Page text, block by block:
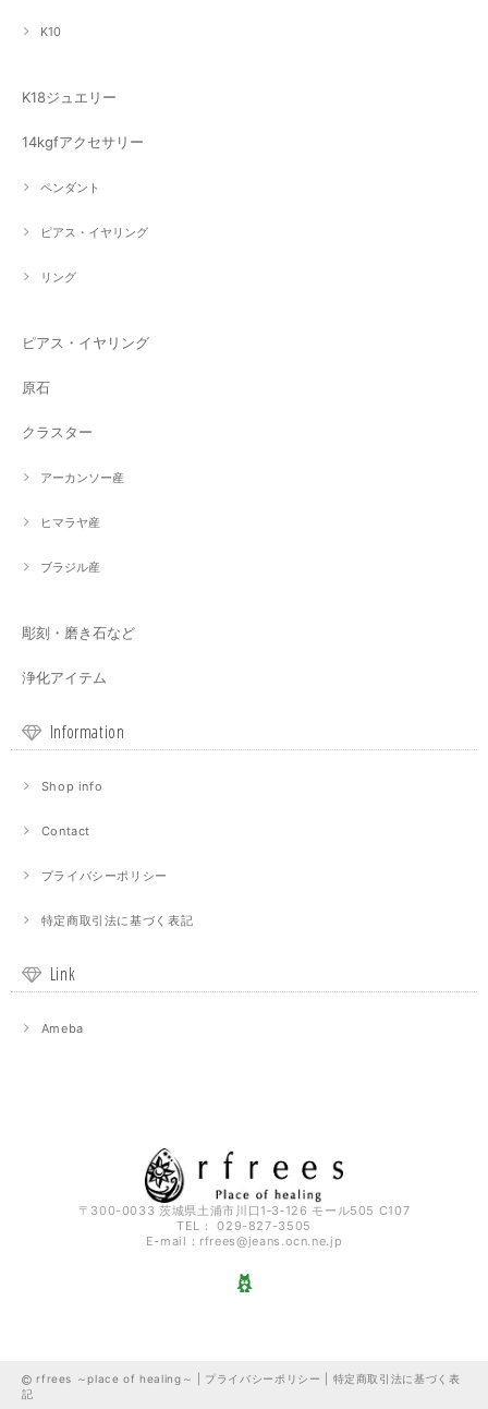
K10
K18ジュエリー
14kgfアクセサリー
ペンダント
ピアス・イヤリング
リング
ピアス・イヤリング
原石
クラスター
アーカンソー産
ヒマラヤ産
ブラジル産
彫刻・磨き石など
浄化アイテム
Information
Shop info
Contact
プライバシーポリシー
特定商取引法に基づく表記
Link
Ameba
〒300-0033 茨城県土浦市川口1‐3‐126 モール505 C107
TEL： 029-827-3505
E-mail： rfrees@jeans.ocn.ne.jp
rfrees ～place of healing～ | プライバシーポリシー
特定商取引法に基づく表
記